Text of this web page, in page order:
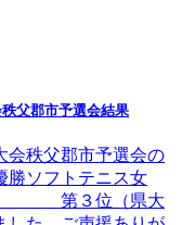
父郡市予選会結果
会秩父郡市予選会の
勝ソフトテニス女
３位（県大